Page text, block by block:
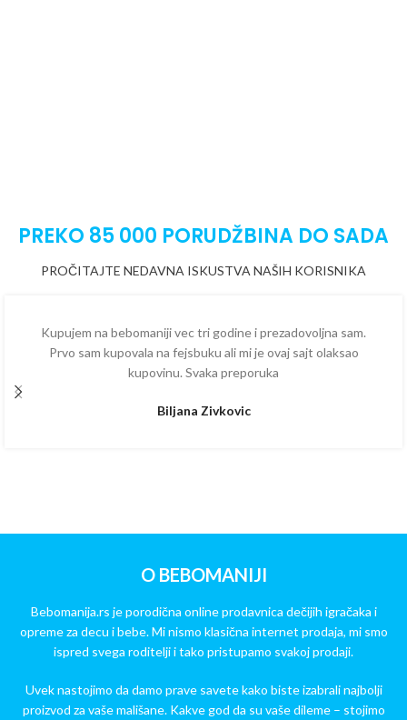
PREKO 85 000 PORUDŽBINA DO SADA
PROČITAJTE NEDAVNA ISKUSTVA NAŠIH KORISNIKA
Kupujem na bebomaniji vec tri godine i prezadovoljna sam.
Prvo sam kupovala na fejsbuku ali mi je ovaj sajt olaksao
kupovinu. Svaka preporuka
Biljana Zivkovic
O BEBOMANIJI
Bebomanija.rs je porodična online prodavnica dečijih igračaka i
opreme za decu i bebe. Mi nismo klasična internet prodaja, mi smo
ispred svega roditelji i tako pristupamo svakoj prodaji.
Uvek nastojimo da damo prave savete kako biste izabrali najbolji
proizvod za vaše mališane. Kakve god da su vaše dileme – stojimo